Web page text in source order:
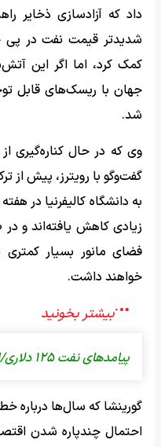
داد که آزادسازی ذخایر
شدیدتر قیمت نفت در پی
کمک کرد، اما اگر این
جهان با ریسک‌های قابل
شد.
وی که در حال کناره‌گیری
گفت‌وگو با رویترز، پیش از
به دانشگاه کالیفرنیا در
زیادی کاهش یافته‌اند و در
فضای مانور بسیار کمتری
خواهند داشت.
پیامدهای نفت ۱۲۵ دلاری/اقتصاد جهان زمین‌گیر می‌شود؟
گورینشا که سال‌ها درباره
احتمال چندپاره شدن